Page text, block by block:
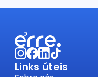
Links úteis